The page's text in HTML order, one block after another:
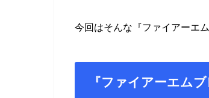
今回はそんな『ファイアーエ
『ファイアーエム